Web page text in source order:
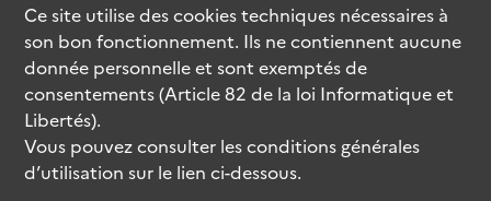
Ce site utilise descookiestechniques nécessaires à
son bon fonctionnement. Ils ne contiennent aucune
donnée personnelle et sont exemptés de
consentements (Article 82 de la loi Informatique et
Libertés).
Vous pouvez consulter les conditions générales
d’utilisation sur le lien ci-dessous.